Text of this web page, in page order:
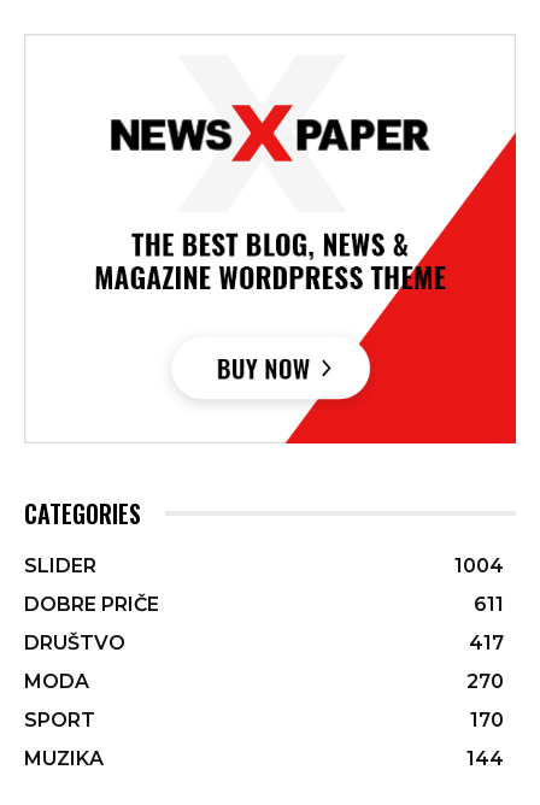
CATEGORIES
SLIDER
1004
DOBRE PRIČE
611
DRUŠTVO
417
MODA
270
SPORT
170
MUZIKA
144